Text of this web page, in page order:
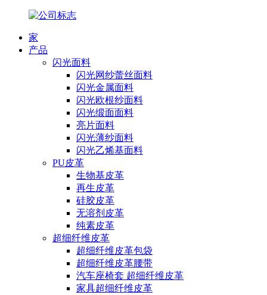
家
产品
闪光面料
闪光网纱蕾丝面料
闪光金属面料
闪光欧根纱面料
闪光缎面面料
亮片面料
闪光薄纱面料
闪光乙烯基面料
PU皮革
生物基皮革
再生皮革
硅胶皮革
无溶剂皮革
纯素皮革
超细纤维皮革
超细纤维皮革包袋
超细纤维皮革腰带
汽车座椅套 超细纤维皮革
家具超细纤维皮革